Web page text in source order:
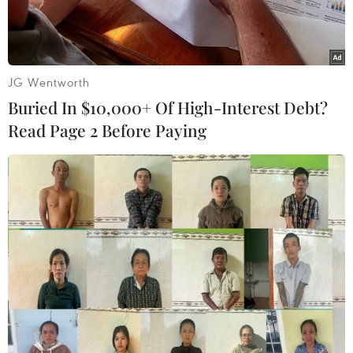
2,7kg ma túy và cocaine được ngụy trang trong 3 hộp mỹ
phẩm. (Ảnh: Cơ quan chức năng cung cấp)
Ngày 13/2, Chi cục Hải quan cửa khẩu sân bay
quốc tế Nội Bài cho biết: Đã phát hiện, bắt giữ
JG Wentworth
Buried In $10,000+ Of High-Interest Debt?
Read Page 2 Before Paying